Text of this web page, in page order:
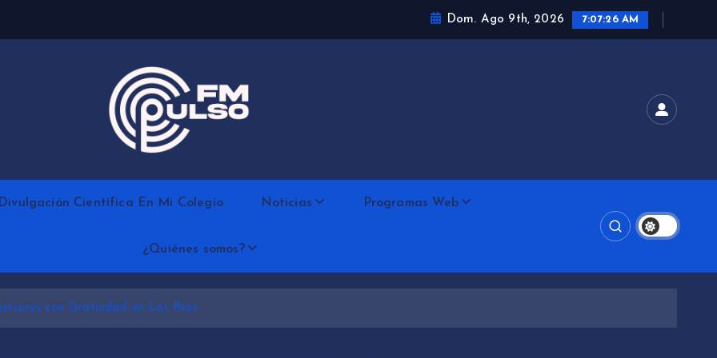
Dom. Ago 9th, 2026 7:07:27 AM
Divulgación Científica En Mi Colegio Noticias Programas Web
¿Quiénes somos?
con Gratuidad en Los Ríos